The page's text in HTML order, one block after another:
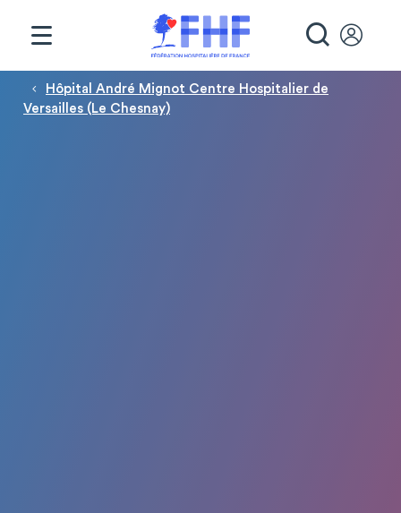
Fil d'Ariane
Hôpital André Mignot Centre Hospitalier de
Versailles (Le Chesnay)
Panneau de gestion des cookies